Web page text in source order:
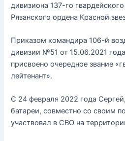
дивизиона 137-го
Рязанского ордена Красной
Приказом командира 106-й
дивизии №51 от 15.06.2021
присвоено очередное звание
лейтенант».
С 24 февраля 2022 года
батареи, совместно со своим
участвовал в СВО на